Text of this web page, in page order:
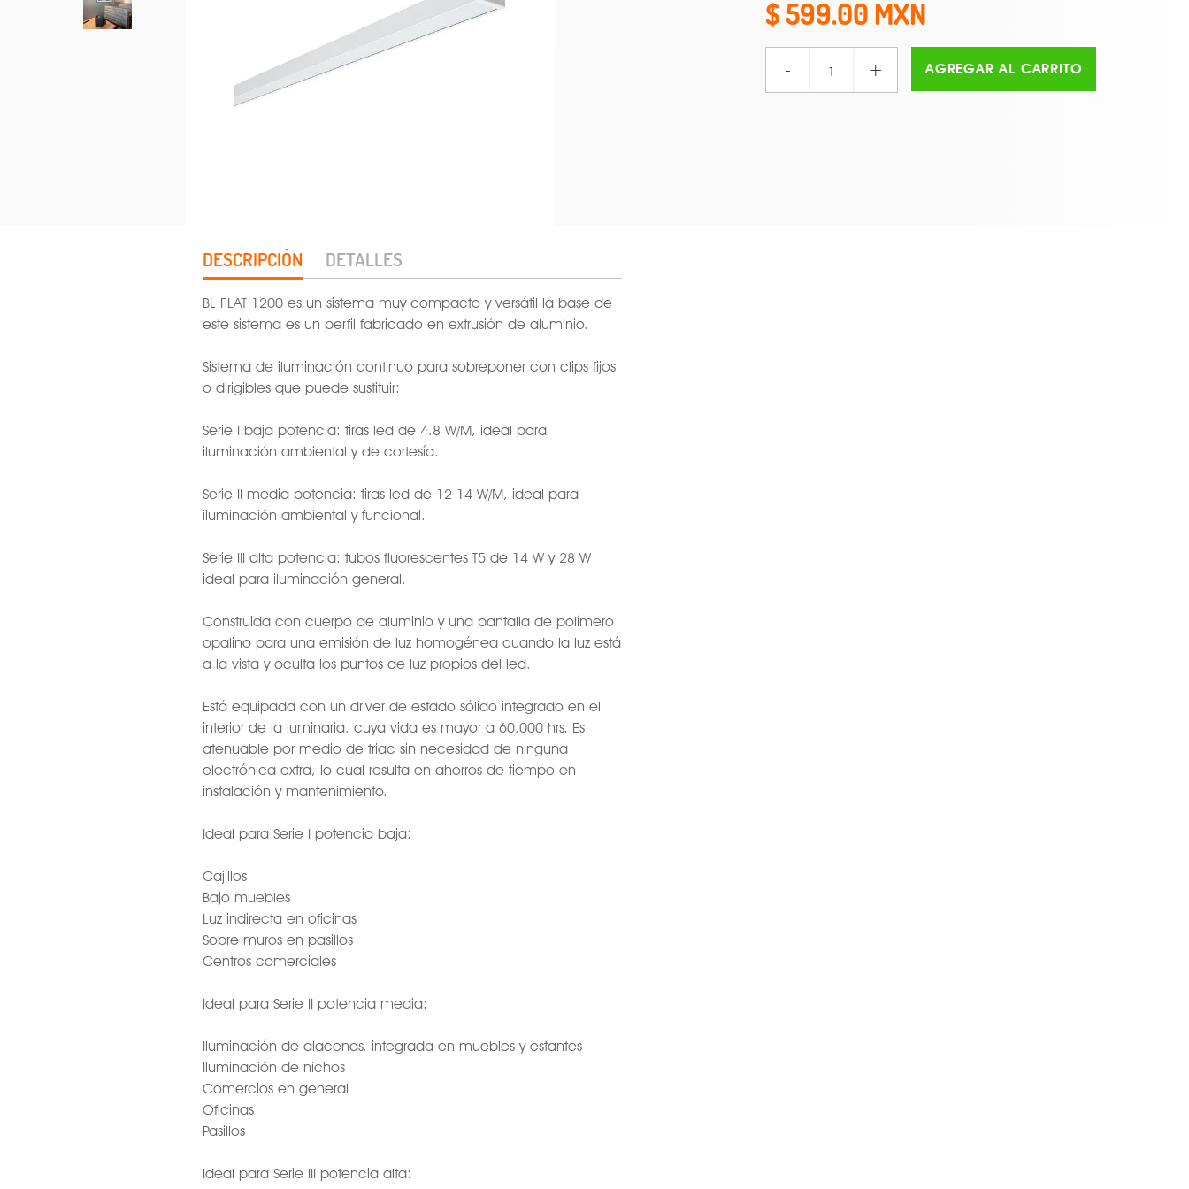
599.00
- + AGREGAR AL CARRITO
DESCRIPCIÓN DETALLES
BL FLAT 1200 es un sistema muy compacto y versátil la base de
este sistema es un perfil fabricado en extrusión de aluminio.
Sistema de iluminación continuo para sobreponer con clips fijos
o dirigibles que puede sustituir:
Serie I baja potencia: tiras led de 4.8 W/M, ideal para
iluminación ambiental y de cortesía.
Serie II media potencia: tiras led de 12-14 W/M, ideal para
iluminación ambiental y funcional.
Serie III alta potencia: tubos fluorescentes T5 de 14 W y 28 W
ideal para iluminación general.
Construida con cuerpo de aluminio y una pantalla de polímero
opalino para una emisión de luz homogénea cuando la luz está
a la vista y oculta los puntos de luz propios del led.
Está equipada con un driver de estado sólido integrado en el
interior de la luminaria, cuya vida es mayor a 60,000 hrs. Es
atenuable por medio de triac sin necesidad de ninguna
electrónica extra, lo cual resulta en ahorros de tiempo en
instalación y mantenimiento.
Ideal para Serie I potencia baja:
Cajillos
Bajo muebles
Luz indirecta en oficinas
Sobre muros en pasillos
Centros comerciales
Ideal para Serie II potencia media:
Iluminación de alacenas, integrada en muebles y estantes
Iluminación de nichos
Comercios en general
Oficinas
Pasillos
Ideal para Serie III potencia alta: